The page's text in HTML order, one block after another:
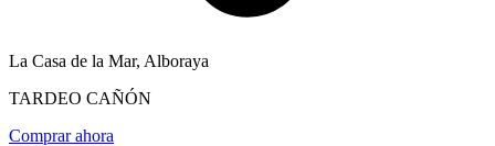
La Casa de la Mar, Alboraya
TARDEO CAÑÓN
Comprar ahora